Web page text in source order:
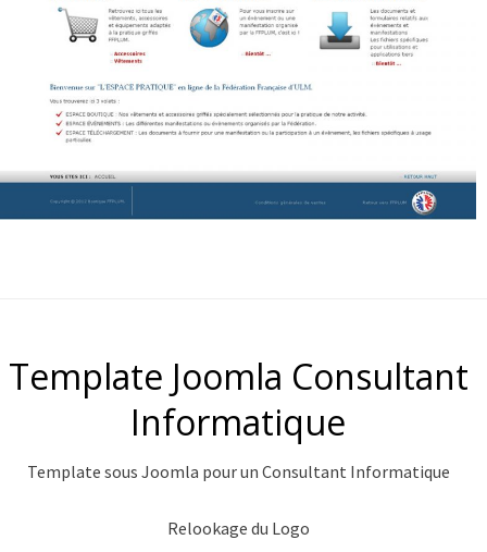
Template Joomla Consultant
Informatique
Template sous Joomla pour un Consultant Informatique
Relookage du Logo